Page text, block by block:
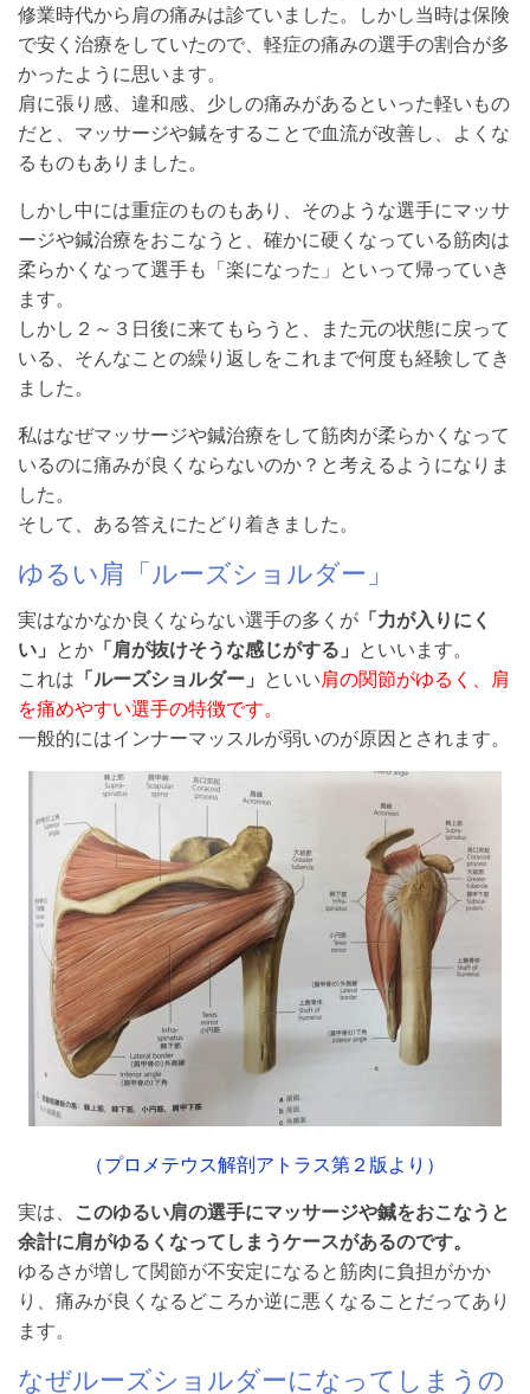
修業時代から肩の痛みは診ていました。しかし当時は保険
で安く治療をしていたので、軽症の痛みの選手の割合が多
かったように思います。
肩に張り感、違和感、少しの痛みがあるといった軽いもの
だと、マッサージや鍼をすることで血流が改善し、よくな
るものもありました。
しかし中には重症のものもあり、そのような選手にマッサ
ージや鍼治療をおこなうと、確かに硬くなっている筋肉は
柔らかくなって選手も「楽になった」といって帰っていき
ます。
しかし２～３日後に来てもらうと、また元の状態に戻って
いる、そんなことの繰り返しをこれまで何度も経験してき
ました。
私はなぜマッサージや鍼治療をして筋肉が柔らかくなって
いるのに痛みが良くならないのか？と考えるようになりま
した。
そして、ある答えにたどり着きました。
ゆるい肩「ルーズショルダー」
実はなかなか良くならない選手の多くが 「力が入りにく
い」 とか 「肩が抜けそうな感じがする」 といいます。
これは 「ルーズショルダー」 といい肩の関節がゆるく、肩
を痛めやすい選手の特徴です。
一般的にはインナーマッスルが弱いのが原因とされます。
（プロメテウス解剖アトラス第２版より）
実は、 このゆるい肩の選手にマッサージや鍼をおこなうと
余計に肩がゆるくなってしまうケースがあるのです。
ゆるさが増して関節が不安定になると筋肉に負担がかか
り、痛みが良くなるどころか逆に悪くなることだってあり
ます。
なぜルーズショルダーになってしまうの